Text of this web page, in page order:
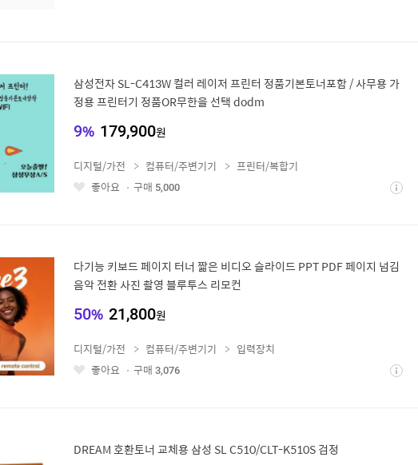
삼성전자 SL-C413W 컬러 레이저 프린터 정품기본토너포함 / 사무용 가
정용 프린터기 정품OR무한을 선택 dodm
9% 179,900원
좋 상
디지털/가전 컴퓨터/주변기기
프린터/복합기
좋아요
구매 5,000
다기능 키보드 페이지 터너 짧은 비디오 슬라이드 PPT PDF 페이지 넘김
음악 전환 사진 촬영 블루투스 리모컨
50% 21,800원
좋 상
디지털/가전 컴퓨터/주변기기
입력장치
좋아요
구매 3,076
DREAM 호환토너 교체용 삼성 SL C510/CLT-K510S 검정